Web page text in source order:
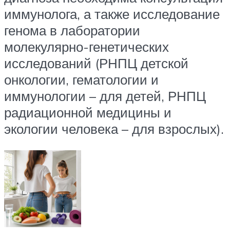
иммунолога, а также исследование
генома в лаборатории
молекулярно-генетических
исследований (РНПЦ детской
онкологии, гематологии и
иммунологии – для детей, РНПЦ
радиационной медицины и
экологии человека – для взрослых).